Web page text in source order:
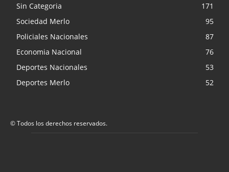
Sin Categoria
171
Sociedad Merlo
95
Policiales Nacionales
87
Economia Nacional
76
Deportes Nacionales
53
Deportes Merlo
52
© Todos los derechos reservados.